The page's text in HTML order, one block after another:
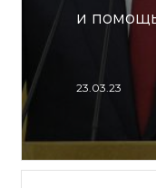
и
23.03.23